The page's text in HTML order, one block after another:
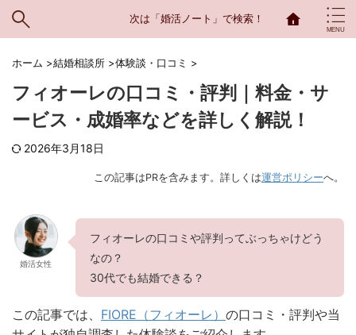
次は「婚活ノート」で検索！
ホーム >結婚相談所 >体験談・口コミ >
フィオーレの口コミ・評判｜料金・サ
ービス・成婚率などを詳しく解説！
2026年3月18日
この記事はPRを含みます。詳しくは運営ポリシーへ。
婚活女性
フィオーレの口コミや評判ってぶっちゃけどう
なの？
30代でも結婚できる？
この記事では、 FIORE（フィオーレ） の口コミ・評判や当